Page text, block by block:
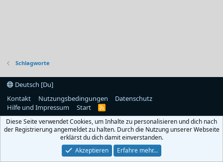
Schlagworte
Deutsch [Du]
Kontakt
Nutzungsbedingungen
Datenschutz
Hilfe und Impressum
Start
R
S
Diese Seite verwendet Cookies, um Inhalte zu personalisieren und dich nach
der Registrierung angemeldet zu halten. Durch die Nutzung unserer Webseite
erklärst du dich damit einverstanden.
Akzeptieren
Erfahre mehr…